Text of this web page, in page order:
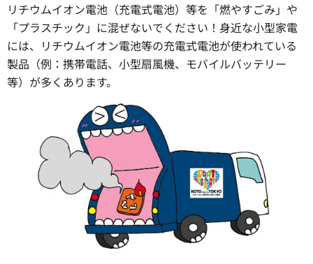
リチウムイオン電池（充電式電池）等を「燃やすごみ」や
「プラスチック」に混ぜないでください！身近な小型家電
には、リチウムイオン電池等の充電式電池が使われている
製品（例：携帯電話、小型扇風機、モバイルバッテリー
等）が多くあります。